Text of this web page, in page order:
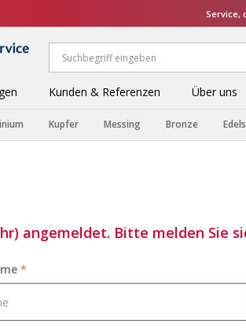
Service,
Kunden & Referenzen Über uns
Kupfer Messing Bronze
angemeldet. Bitte melden Sie
*